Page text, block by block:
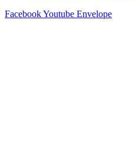
FacebookYoutube Envelope